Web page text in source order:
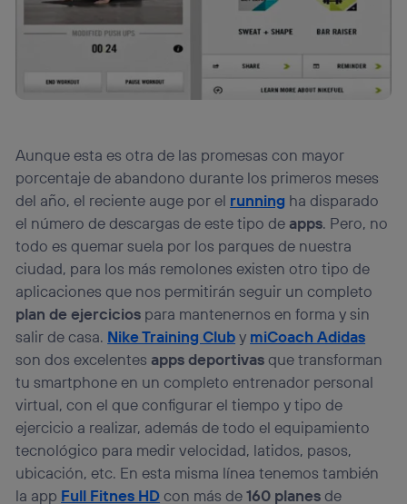
Aunque esta es otra de las promesas con mayor
porcentaje de abandono durante los primeros meses
del año, el reciente auge por el running ha disparado
el número de descargas de este tipo de apps. Pero, no
todo es quemar suela por los parques de nuestra
ciudad, para los más remolones existen otro tipo de
aplicaciones que nos permitirán seguir un completo
plan de ejercicios para mantenernos en forma y sin
salir de casa. Nike Training Cluby miCoach Adidas
son dos excelentes apps deportivasque transforman
tu smartphone en un completo entrenador personal
virtual, con el que configurar el tiempo y tipo de
ejercicio a realizar, además de todo el equipamiento
tecnológico para medir velocidad, latidos, pasos,
ubicación, etc. En esta misma línea tenemos también
la app Full Fitnes HDcon más de160 planesde